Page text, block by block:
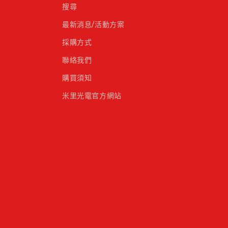
搜尋
最新消息/活動方案
採購方式
聯絡我們
購買須知
米里光電官方網站